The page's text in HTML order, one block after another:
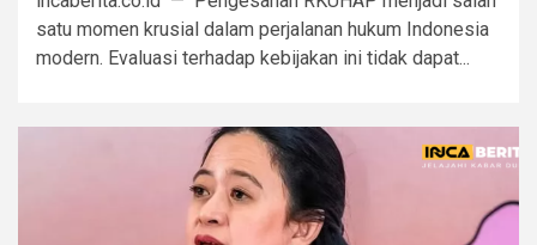
satu momen krusial dalam perjalanan hukum Indonesia
modern. Evaluasi terhadap kebijakan ini tidak dapat...